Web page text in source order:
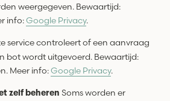
weergegeven. Bewaartijd:
info:Google Privacy.
service controleert of een aanvraag
bot wordt uitgevoerd. Bewaartijd:
Meer info:Google Privacy.
zelf beheren Soms worden er